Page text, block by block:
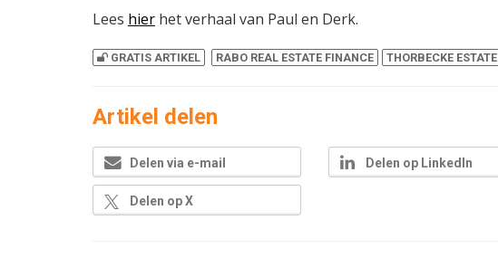
Lees hier het verhaal van Paul en Derk.
GRATIS ARTIKEL RABO REAL ESTATE FINANCE THORBECKE ESTATE
Artikel delen
Delen via e-mail Delen op LinkedIn
Delen op X